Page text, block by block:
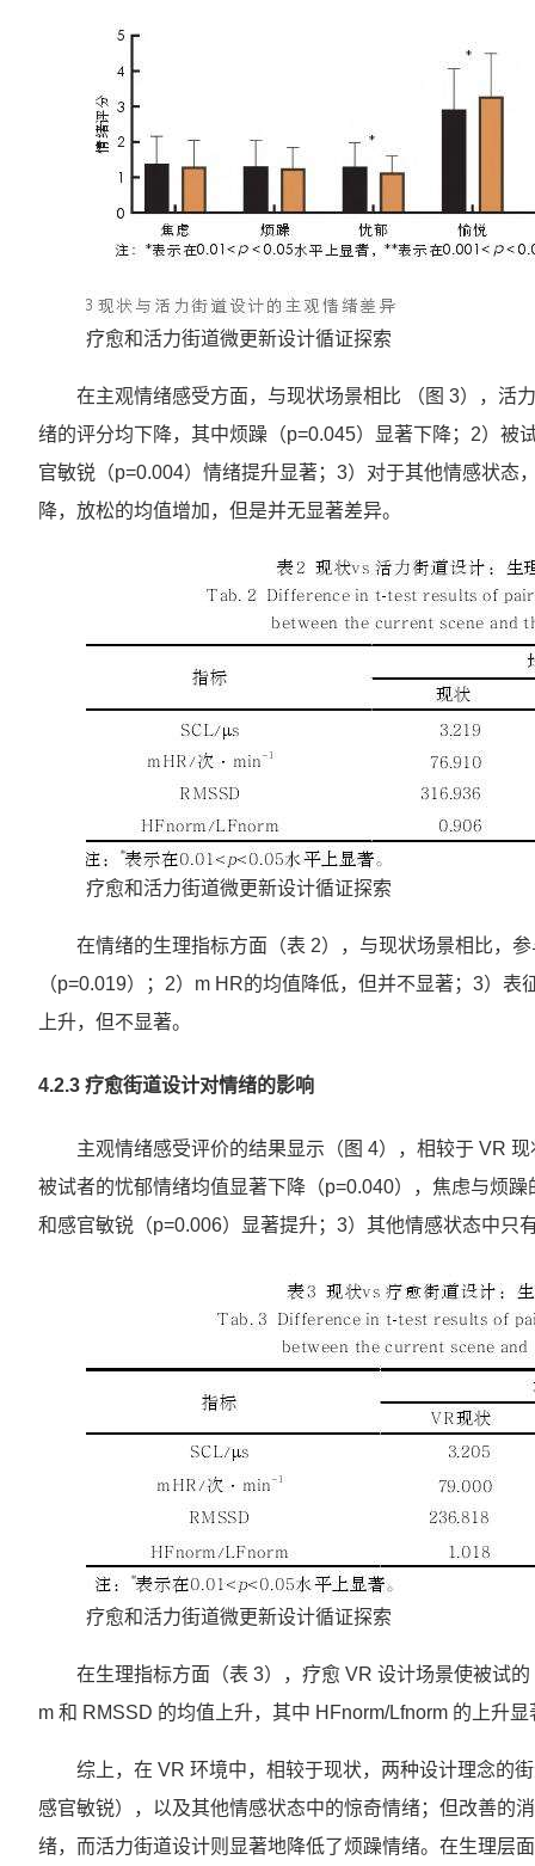
疗愈和活力街道微更新设计循证探索
在主观情绪感受方面，与现状场景相比 （图 3），活
绪的评分均下降，其中烦躁（p=0.045）显著下降；2）被
官敏锐（p=0.004）情绪提升显著；3）对于其他情感状态
降，放松的均值增加，但是并无显著差异。
疗愈和活力街道微更新设计循证探索
在情绪的生理指标方面（表 2），与现状场景相比，
（p=0.019）；2）m HR的均值降低，但并不显著；3）
上升，但不显著。
4.2.3 疗愈街道设计对情绪的影响
主观情绪感受评价的结果显示（图 4），相较于 VR
被试者的忧郁情绪均值显著下降（p=0.040），焦虑与烦
和感官敏锐（p=0.006）显著提升；3）其他情感状态中只
疗愈和活力街道微更新设计循证探索
在生理指标方面（表 3），疗愈 VR 设计场景使被试
m 和 RMSSD 的均值上升，其中 HFnorm/Lfnorm 的上升
综上，在 VR 环境中，相较于现状，两种设计理念的
感官敏锐），以及其他情感状态中的惊奇情绪；但改善的
绪，而活力街道设计则显著地降低了烦躁情绪。在生理层